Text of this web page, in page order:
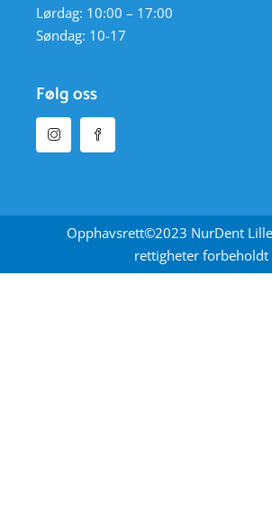
Lørdag: 10:00 – 17:00
Søndag: 10-17
Følg oss
Opphavsrett©2023 NurDent
rettigheter forbeholdt